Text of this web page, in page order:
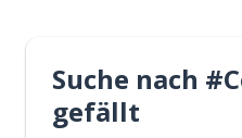
Suche nach
gefällt